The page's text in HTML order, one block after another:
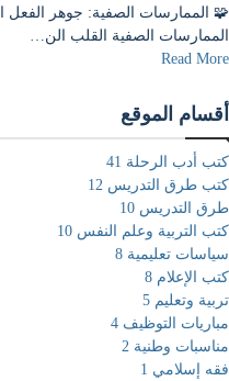
🧩 الممارسات الصفية: جوهر الفعل
الممارسات الصفية القلب الن…
Read More
أقسام الموقع
كتب أدب الرحلة 41
كتب طرق التدريس 12
طرق التدريس 10
كتب التربية وعلم النفس 10
سياسات تعليمية 8
كتب الإعلام 8
تربية وتعليم 5
مباريات التوظيف 4
مناسبات وطنية 2
فقه إسلامي 1